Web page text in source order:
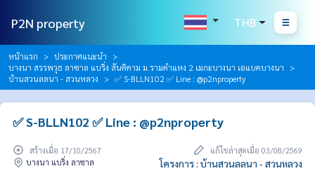
P2N property THB
หน้าแรก
ประกาศแนะนำ
บางนา สรรพวุธ ลาซาล แบริ่ง สันติคาม ม.รามคำแหง 2 เมกะบางนา เอแบคบางนา
บ้านสวนลลนา - สวนหลวง
✅ S-BLLN102 ✅ Line : @p2nproperty
✅ S-BLLN102 ✅ Line : @p2nproperty
สร้างเมื่อ 17/10/2567
แก้ไขล่าสุดเมื่อ 03/08/2569
บางนา แบริ่ง ลาซาล
โครงการ : บ้านสวนลลนา - สวนหลวง